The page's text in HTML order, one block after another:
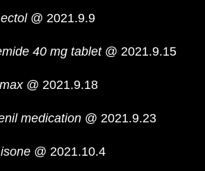
@ 2021.9.9
40 mg tablet@ 2021.9.15
@ 2021.9.18
medication @ 2021.9.23
@ 2021.10.4